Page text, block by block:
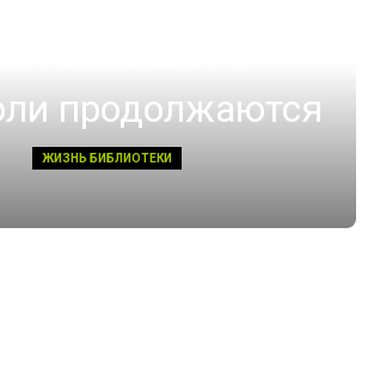
продолжаются
ЖИЗНЬ БИБЛИОТЕКИ